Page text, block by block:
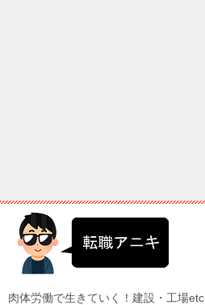
肉体労働で生きていく！建設・工場etc